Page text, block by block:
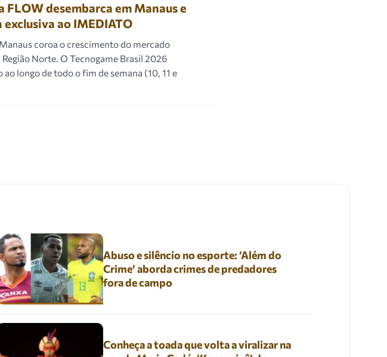
FLOW desembarca em Manaus e
ao IMEDIATO
coroa o crescimento do mercado
Região Norte. O Tecnogame Brasil 2026
longo de todo o fim de semana (10, 11 e
Abuso e silêncio no esporte: ‘Além do
Crime’ aborda crimes de predadores
fora de campo
Conheça a toada que volta a viralizar na